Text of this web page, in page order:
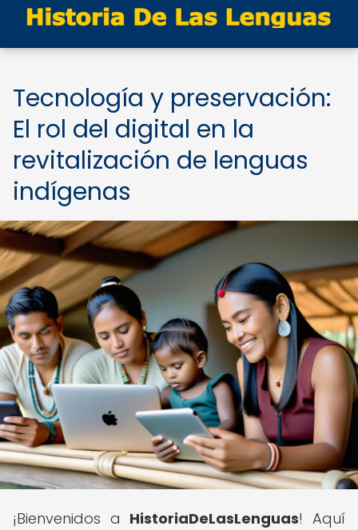
Tecnología y preservación:
El rol del digital en la
revitalización de lenguas
indígenas
¡Bienvenidos a HistoriaDeLasLenguas! Aquí